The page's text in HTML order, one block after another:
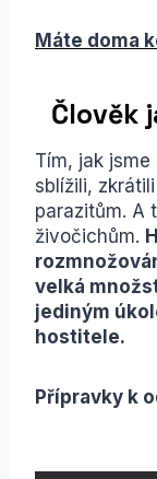
Máte doma
Člověk
Tím, jak
sblížili,
parazitům. A
živočichům.
velká
jediným
hostitele.
Přípravky k